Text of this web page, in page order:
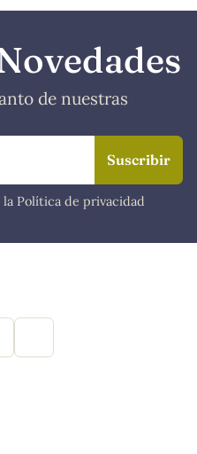
de nuestras
Política de privacidad